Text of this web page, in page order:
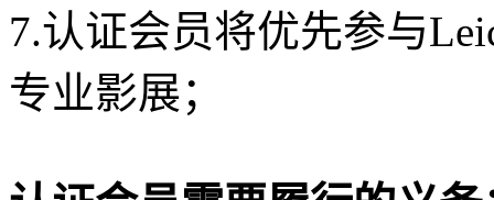
7.认证会员将优先参与
专业影展；